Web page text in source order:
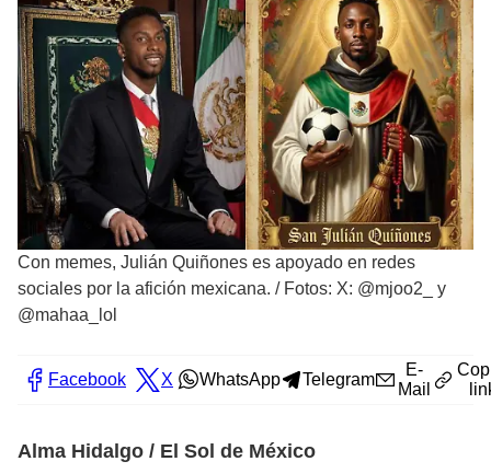
Con memes, Julián Quiñones es apoyado en redes
sociales por la afición mexicana. / Fotos: X: @mjoo2_ y
@mahaa_lol
Facebook X WhatsApp Telegram
E-
Mail
Alma Hidalgo / El Sol de México